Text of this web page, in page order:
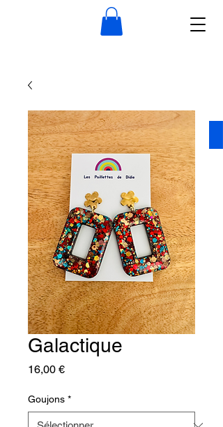
Galactique
16,00 €Prix
Goujons *